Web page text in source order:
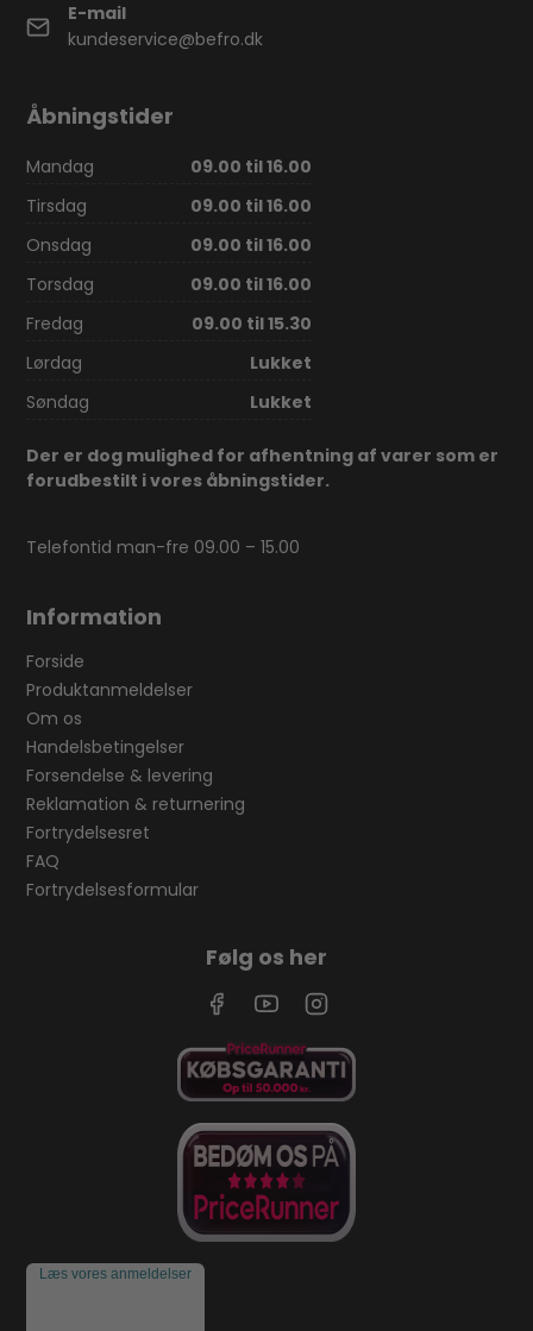
E-mail
kundeservice@befro.dk
Åbningstider
Mandag
09.00 til 16.00
Tirsdag
09.00 til 16.00
Onsdag
09.00 til 16.00
Torsdag
09.00 til 16.00
Fredag
09.00 til 15.30
Lørdag
Lukket
Søndag
Lukket
Der er dog mulighed for afhentning af varer som er
forudbestilt i vores åbningstider.
Telefontid man-fre 09.00 – 15.00
Information
Forside
Produktanmeldelser
Om os
Handelsbetingelser
Forsendelse & levering
Reklamation & returnering
Fortrydelsesret
FAQ
Fortrydelsesformular
Følg os her
Læs vores anmeldelser